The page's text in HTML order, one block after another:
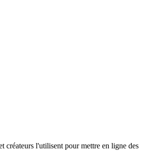
créateurs l'utilisent pour mettre en ligne des